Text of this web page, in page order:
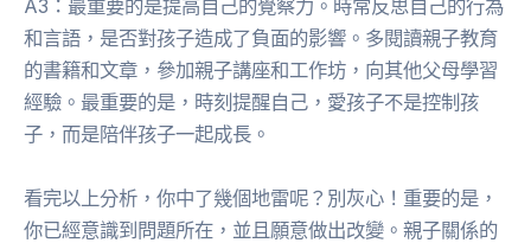
A3：最重要的是提高自己的覺察力。時常反思自己的行為
和言語，是否對孩子造成了負面的影響。多閱讀親子教育
的書籍和文章，參加親子講座和工作坊，向其他父母學習
經驗。最重要的是，時刻提醒自己，愛孩子不是控制孩
子，而是陪伴孩子一起成長。
看完以上分析，你中了幾個地雷呢？別灰心！重要的是，
你已經意識到問題所在，並且願意做出改變。親子關係的